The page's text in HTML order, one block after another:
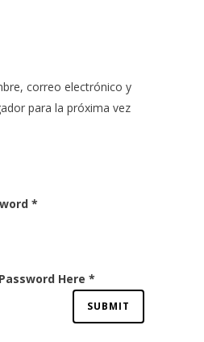
correo electrónico y
para la próxima vez
*
Here *